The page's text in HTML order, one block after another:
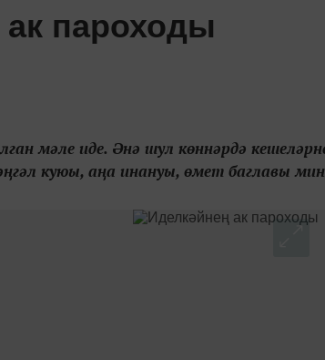
пароходы
мәле иде. Әнә шул көннәрдә
куюы, аңа инануы, өмет баглавы